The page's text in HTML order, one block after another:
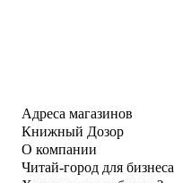
Адреса магазинов
Книжный Дозор
О компании
Читай-город для бизнеса